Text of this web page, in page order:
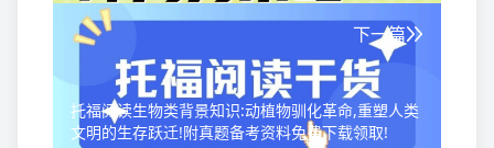
下一篇
托福阅读生物类背景知识:动植物驯化革命,重塑人类
文明的生存跃迁!附真题备考资料免费下载领取!